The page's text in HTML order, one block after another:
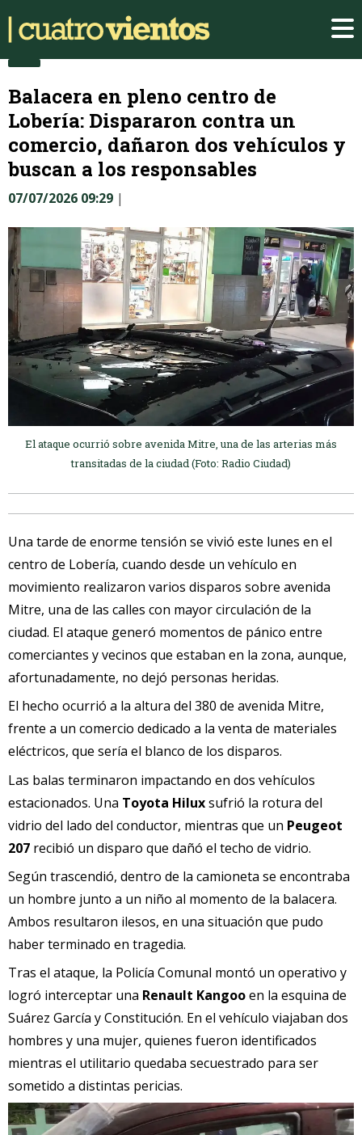
Balacera en pleno centro de
Lobería: Dispararon contra un
comercio, dañaron dos vehículos y
buscan a los responsables
07/07/2026 09:29 |
El ataque ocurrió sobre avenida Mitre, una de las arterias más
transitadas de la ciudad (Foto: Radio Ciudad)
Una tarde de enorme tensión se vivió este lunes en el
centro de Lobería, cuando desde un vehículo en
movimiento realizaron varios disparos sobre avenida
Mitre, una de las calles con mayor circulación de la
ciudad. El ataque generó momentos de pánico entre
comerciantes y vecinos que estaban en la zona, aunque,
afortunadamente, no dejó personas heridas.
El hecho ocurrió a la altura del 380 de avenida Mitre,
frente a un comercio dedicado a la venta de materiales
eléctricos, que sería el blanco de los disparos.
Las balas terminaron impactando en dos vehículos
estacionados. Una Toyota Hiluxsufrió la rotura del
vidrio del lado del conductor, mientras que un Peugeot
207 recibió un disparo que dañó el techo de vidrio.
Según trascendió, dentro de la camioneta se encontraba
un hombre junto a un niño al momento de la balacera.
Ambos resultaron ilesos, en una situación que pudo
haber terminado en tragedia.
Tras el ataque, la Policía Comunal montó un operativo y
logró interceptar una Renault Kangooen la esquina de
Suárez García y Constitución. En el vehículo viajaban dos
hombres y una mujer, quienes fueron identificados
mientras el utilitario quedaba secuestrado para ser
sometido a distintas pericias.